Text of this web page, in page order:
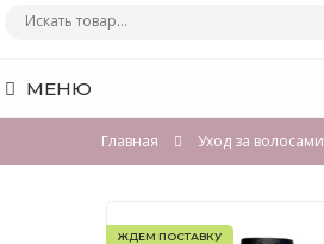
МЕНЮ
Главная Уход за волосами
ЖДЕМ ПОСТАВКУ